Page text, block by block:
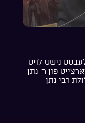
נישט לויט
פון ר’ נתן
רבי נתן